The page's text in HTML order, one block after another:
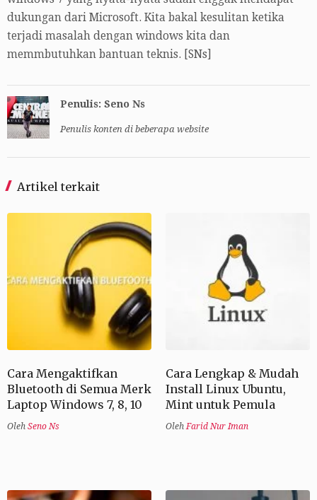
dukungan dari Microsoft. Kita bakal kesulitan ketika
terjadi masalah dengan windows kita dan
memmbutuhkan bantuan teknis. [SNs]
Penulis: Seno Ns
Penulis konten di beberapa website
Artikel terkait
Cara Mengaktifkan
Bluetooth di Semua Merk
Laptop Windows 7, 8, 10
Oleh Seno Ns
Cara Lengkap & Mudah
Install Linux Ubuntu,
Mint untuk Pemula
Oleh Farid Nur Iman